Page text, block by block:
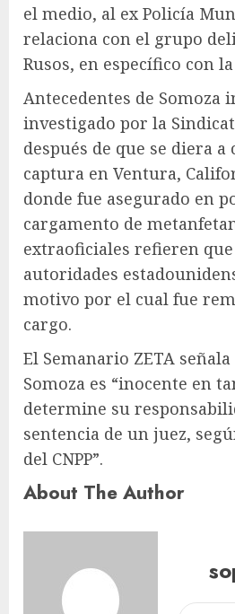
el medio, al ex Policía
relaciona con el grupo
Rusos, en específico con
Antecedentes de Somoza
investigado por la
después de que se diera a
captura en Ventura,
donde fue asegurado en
cargamento de
extraoficiales refieren
autoridades
motivo por el cual fue
cargo.
El Semanario ZETA
Somoza es “inocente en
determine su
sentencia de un juez,
del CNPP”.
About The Author